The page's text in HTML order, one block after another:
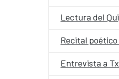
Lectura del
Recital
Entrevista a